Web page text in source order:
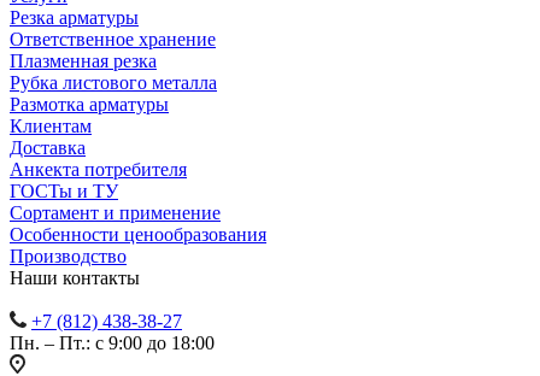
Резка арматуры
Ответственное хранение
Плазменная резка
Рубка листового металла
Размотка арматуры
Клиентам
Доставка
Анкекта потребителя
ГОСТы и ТУ
Сортамент и применение
Особенности ценообразования
Производство
Наши контакты
+7 (812) 438-38-27
Пн. – Пт.: с 9:00 до 18:00